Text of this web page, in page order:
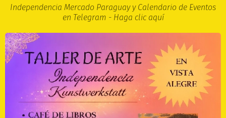
Independencia Mercado Paraguay y Calendario de Eventos
en Telegram - Haga clic aquí